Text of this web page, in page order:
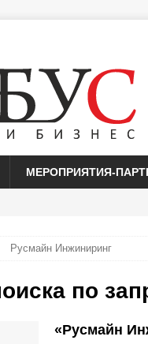
МЕРОПРИЯТИЯ-
Русмайн Инжиниринг
по
«Русмайн